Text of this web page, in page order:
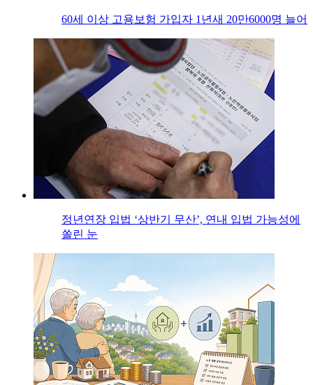
60세 이상 고용보험 가입자 1년새 20만6000명 늘어
정년연장 입법 ‘상반기 무산’, 연내 입법 가능성에
쏠린 눈